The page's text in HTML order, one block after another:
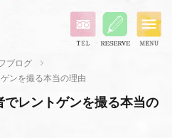
ブログ
ンを撮る本当の理由
レントゲンを撮る本当の